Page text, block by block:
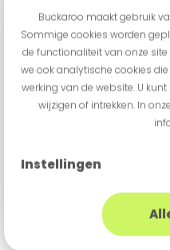
Buckaroo maakt gebruik
Sommige cookies worden
de functionaliteit van onze
we ook analytische cookies
werking van de website. U
wijzigen of intrekken. In onze
Instellingen
Aankoop
Abonnement p/m
Registratiekosten